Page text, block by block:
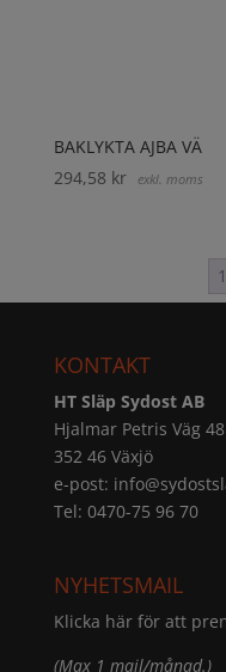
BAKLYKTA AJBA VÄ
294,58 kr exkl. moms
1
KONTAKT
HT Släp Sydost AB
Hjalmar Petris Väg 48
352 46 Växjö
e-post:
Tel: 0470-75 96 70
NYHETSMAIL
Klicka här för att
(Max 1 mail/månad.)